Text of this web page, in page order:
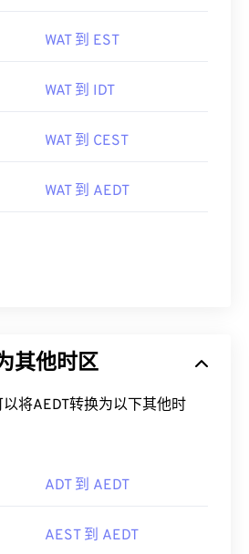
WAT 到 PST
WAT 到 EST
WAT 到 IDT
WAT 到 CEST
其他时区
ADT 到 AEDT